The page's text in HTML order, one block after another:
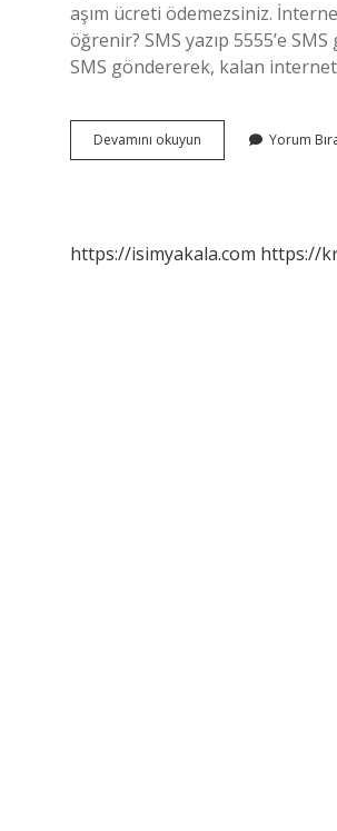
aşım ücreti ödemezsiniz.
öğrenir? SMS yazıp 5555’e
SMS göndererek, kalan
Devamını okuyun
Türk
Yorum
https://isimyakala.com https://